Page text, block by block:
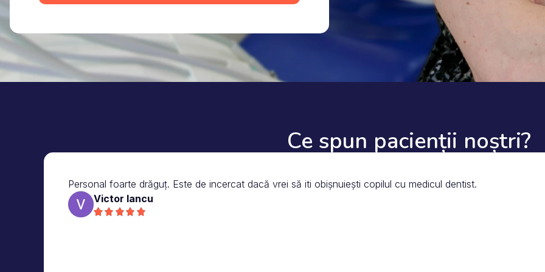
Ce spun pacienții noștri?
Personal foarte drăguț. Este de incercat dacă vrei să iti obișnuiești copilul cu medicul dentist.
Victor Iancu